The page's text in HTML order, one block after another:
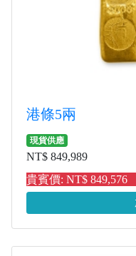
港條5兩
現貨供應
NT$ 849,989
貴賓價: NT$ 849,576